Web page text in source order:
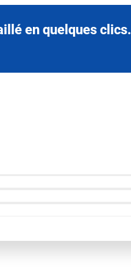
en quelques clics.